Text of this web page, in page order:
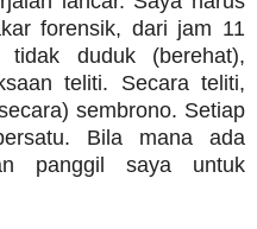
forensik, dari jam 11
duduk (berehat),
teliti. Secara teliti,
sembrono. Setiap
Bila mana ada
panggil saya untuk